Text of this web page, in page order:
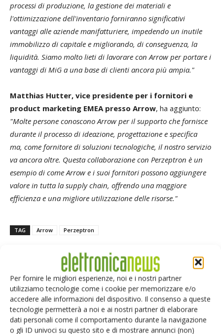
Per fornire le migliori esperienze, noi e i nostri partner
utilizziamo tecnologie come i cookie per memorizzare e/o
accedere alle informazioni del dispositivo. Il consenso a queste
tecnologie permetterà a noi e ai nostri partner di elaborare
dati personali come il comportamento durante la navigazione
o gli ID univoci su questo sito e di mostrare annunci (non)
processi di produzione, la gestione dei materiali e
l'ottimizzazione dell'inventario forniranno significativi
vantaggi alle aziende manifatturiere, impedendo un inutile
immobilizzo di capitale e migliorando, di conseguenza, la
liquidità. Siamo molto lieti di lavorare con Arrow per portare i
vantaggi di MiG a una base di clienti ancora più ampia."
Matthias Hutter, vice presidente per i fornitori e
product marketing EMEA presso Arrow, ha aggiunto:
"Molte persone conoscono Arrow per il supporto che fornisce
durante il processo di ideazione, progettazione e specifica
ma, come fornitore di soluzioni tecnologiche, il nostro servizio
va ancora oltre. Questa collaborazione con Perzeptron è un
esempio di come Arrow e i suoi fornitori possono aggiungere
valore in tutta la supply chain, offrendo una maggiore
efficienza e una migliore utilizzazione delle risorse."
TAG Arrow Perzeptron
Facebook Twitter